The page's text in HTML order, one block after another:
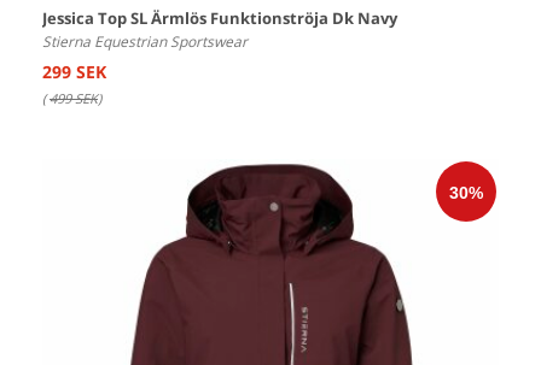
Jessica Top SL Ärmlös Funktionströja Dk Navy
Stierna Equestrian Sportswear
299 SEK
(499 SEK)